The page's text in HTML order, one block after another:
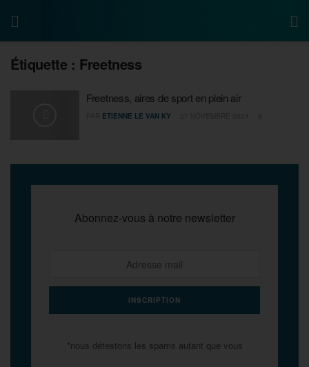
Étiquette : Freetness
Freetness, aires de sport en plein air
ETIENNE LE VAN KY
Abonnez-vous à notre newsletter
*nous détestons les spams autant que vous